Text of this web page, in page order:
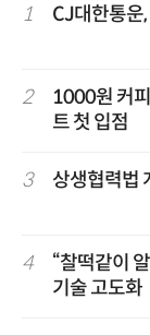
1 CJ대한통운
2
1000원 커
트 첫 입점
3 상생협력법
4
“찰떡같이
기술 고도화